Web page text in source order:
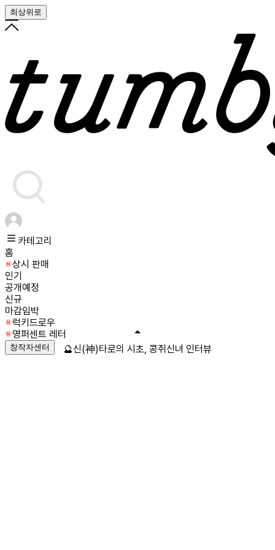
최상위로
카테고리
홈
상시 판매
인기
공개예정
신규
마감임박
럭키드로우
영퍼센트 레터
창작자센터 🔮신(神)타로의 시초, 콩쥐신녀 인터뷰